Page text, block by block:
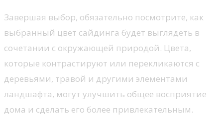
Завершая выбор, обязательно посмотрите, как
выбранный цвет сайдинга будет выглядеть в
сочетании с окружающей природой. Цвета,
которые контрастируют или перекликаются с
деревьями, травой и другими элементами
ландшафта, могут улучшить общее восприятие
дома и сделать его более привлекательным.